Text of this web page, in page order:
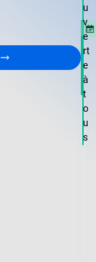
u
v
e
rt
e
à
t
o
u
s